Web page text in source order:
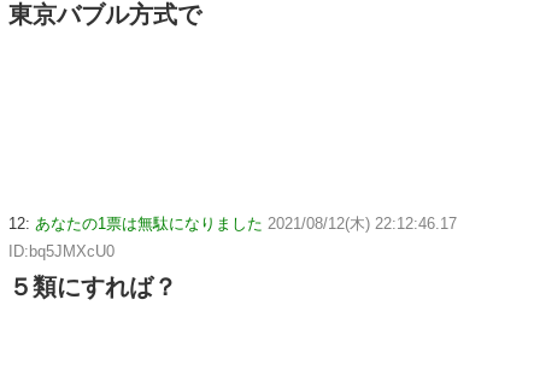
東京バブル方式で
12: あなたの1票は無駄になりました 2021/08/12(木) 22:12:46.17
ID:bq5JMXcU0
５類にすれば？